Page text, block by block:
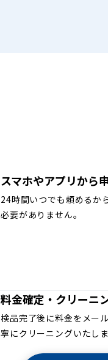
スマホやアプリから
24時間いつでも頼めるか
必要がありません。
料金確定・クリーニ
検品完了後に料金をメー
寧にクリーニングいたしま